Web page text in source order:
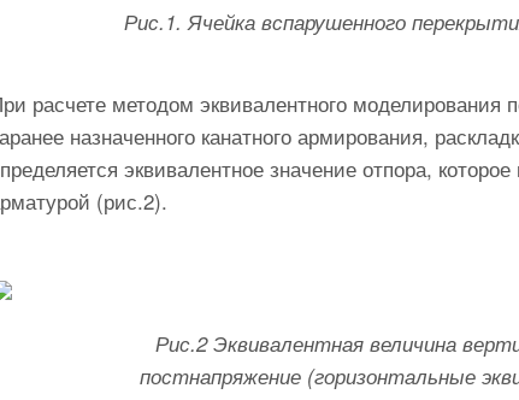
Рис.1. Ячейка вспарушенного
расчете методом эквивалентного моделирования
назначенного канатного армирования,
эквивалентное значение отпора,
(рис.2).
Рис.2 Эквивалентная величина
постнапряжение (горизонтальные